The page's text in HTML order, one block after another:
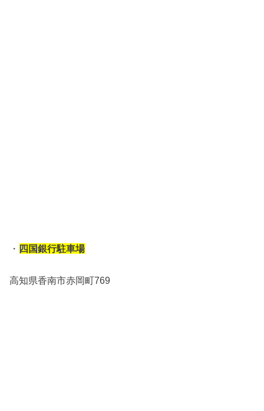
・ 四国銀行駐車場
高知県香南市赤岡町769